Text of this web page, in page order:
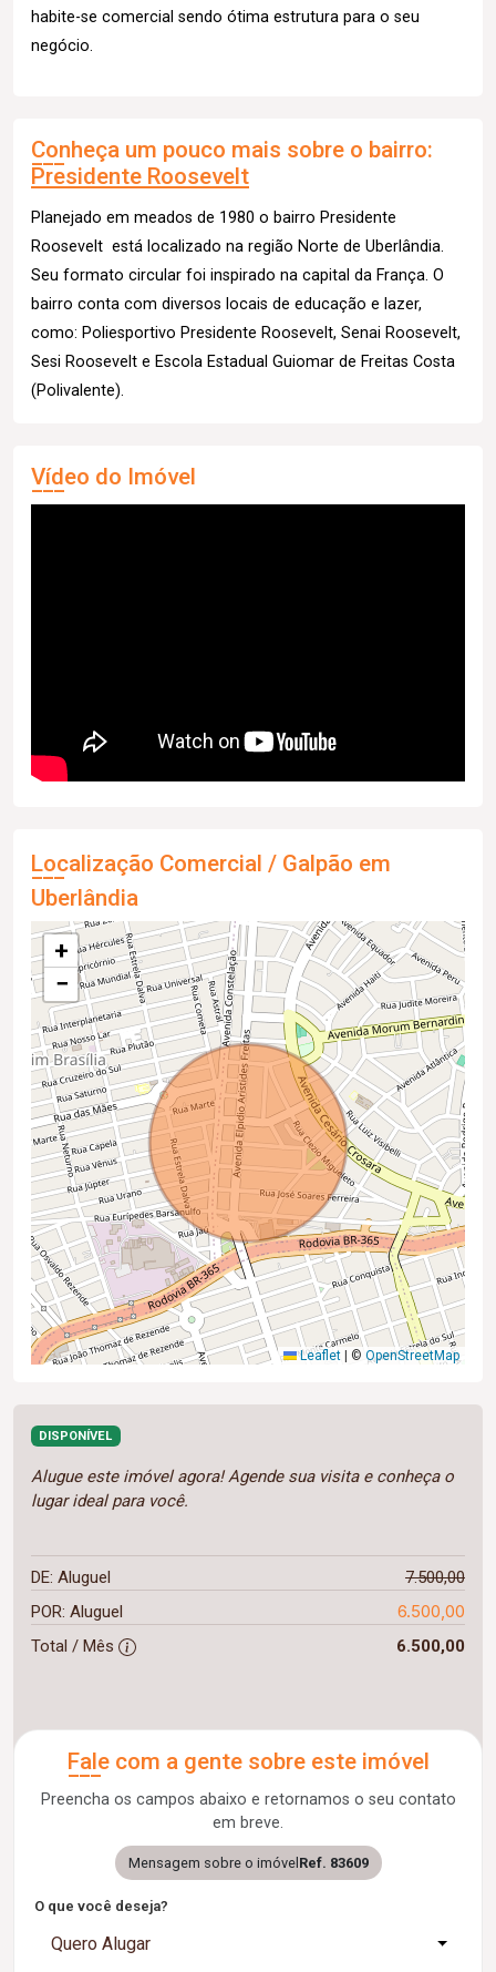
habite-se comercial sendo ótima estrutura para o seu
negócio.
Conheça um pouco mais sobre o bairro:
Presidente Roosevelt
Planejado em meados de 1980 o bairro Presidente
Roosevelt está localizado na região Norte de Uberlândia.
Seu formato circular foi inspirado na capital da França. O
bairro conta com diversos locais de educação e lazer,
como: Poliesportivo Presidente Roosevelt, Senai Roosevelt,
Sesi Roosevelt e Escola Estadual Guiomar de Freitas Costa
(Polivalente).
Vídeo do Imóvel
Localização Comercial / Galpão em
Uberlândia
+
−
Leaflet © OpenStreetMap
DISPONÍVEL
Alugue este imóvel agora! Agende sua visita e conheça o
lugar ideal para você.
DE: Aluguel
7.500,00
POR: Aluguel
6.500,00
Total / Mês 6.500,00
Fale com a gente sobre este imóvel
Preencha os campos abaixo e retornamos o seu contato
em breve.
Mensagem sobre o imóvel Ref. 83609
O que você deseja?
Quero Alugar